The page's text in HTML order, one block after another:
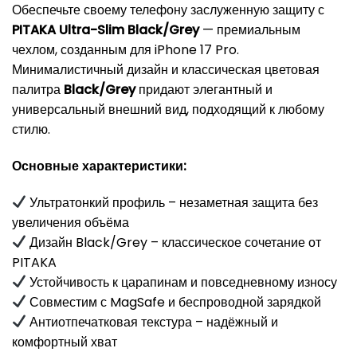
Обеспечьте своему телефону заслуженную защиту с
PITAKA Ultra-Slim Black/Grey— премиальным
чехлом, созданным для iPhone 17 Pro.
Минималистичный дизайн и классическая цветовая
палитра Black/Greyпридают элегантный и
универсальный внешний вид, подходящий к любому
стилю.
Основные характеристики:
Ультратонкий профиль – незаметная защита без
увеличения объёма
Дизайн Black/Grey – классическое сочетание от
PITAKA
Устойчивость к царапинам и повседневному износу
Совместим с MagSafe и беспроводной зарядкой
Антиотпечатковая текстура – надёжный и
комфортный хват